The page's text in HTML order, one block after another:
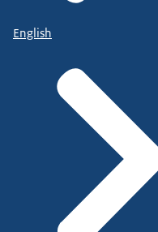
English